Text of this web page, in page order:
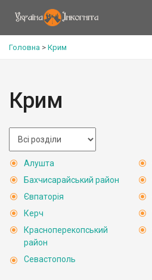
Головна > Крим
Крим
Алушта
Бахчисарайський район
Євпаторія
Керч
Красноперекопський
район
Севастополь